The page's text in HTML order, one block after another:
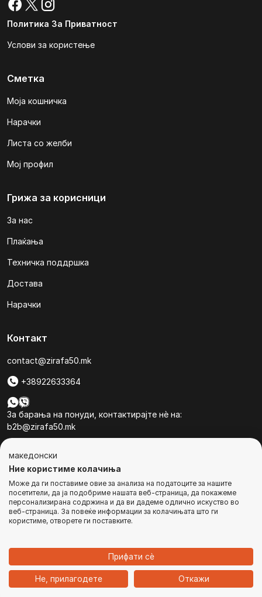
Дома Категории Најавете се
Политика За Приватност
Услови за користење
Сметка
Моја кошничка
Нарачки
Листа со желби
Мој профил
Грижа за корисници
За нас
Плаќања
Техничка поддршка
Достава
Нарачки
Контакт
contact@zirafa50.mk
+38922633364
За барања на понуди, контактирајте нѐ на:
b2b@zirafa50.mk
© Сите права се задржани
македонски
Ние користиме колачиња
Може да ги поставиме овие за анализа на податоците за нашите
посетители, да ја подобриме нашата веб-страница, да покажеме
персонализирана содржина и да ви дадеме одлично искуство во
веб-страница. За повеќе информации за колачињата што ги
користиме, отворете ги поставките.
Прифати сѐ
Не, прилагодете Откажи